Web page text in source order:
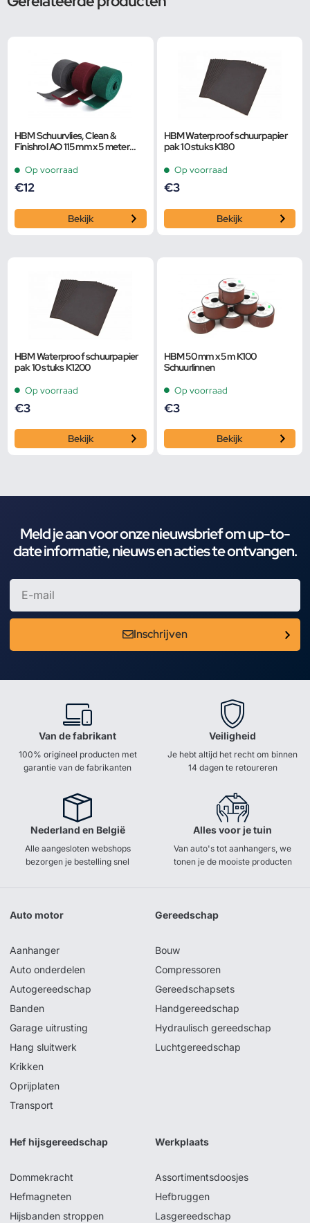
HBM Schuurvlies, Clean &
Finishrol AO 115 mm x 5 meter
Op voorraad
€12
Bekijk
HBM Waterproof schuurpapier
pak 10 stuks K180
Op voorraad
€3
Bekijk
HBM Waterproof schuurpapier
pak 10 stuks K1200
Op voorraad
€3
Bekijk
HBM 50 mm x 5 m K100
Schuurlinnen
Op voorraad
€3
Bekijk
Meld je aan voor onze nieuwsbrief om up-to-
date informatie, nieuws en acties te ontvangen.
Inschrijven
Van de fabrikant
100% origineel producten met
garantie van de fabrikanten
Veiligheid
Je hebt altijd het recht om binnen
14 dagen te retoureren
Nederland en België
Alle aangesloten webshops
bezorgen je bestelling snel
Alles voor je tuin
Van auto's tot aanhangers, we
tonen je de mooiste producten
Auto motor
Aanhanger
Auto onderdelen
Autogereedschap
Banden
Garage uitrusting
Hang sluitwerk
Krikken
Oprijplaten
Transport
Gereedschap
Bouw
Compressoren
Gereedschapsets
Handgereedschap
Hydraulisch gereedschap
Luchtgereedschap
Hef hijsgereedschap
Dommekracht
Hefmagneten
Hijsbanden stroppen
Werkplaats
Assortimentsdoosjes
Hefbruggen
Lasgereedschap